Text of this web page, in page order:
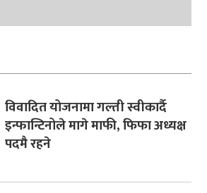
विवादित योजनामा गल्ती स्वीकार्दै
इन्फान्टिनोले मागे माफी, फिफा अध्यक्ष
पदमै रहने